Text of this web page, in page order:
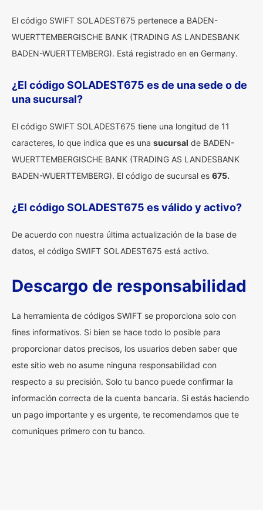
El código SWIFT SOLADEST675 pertenece a BADEN-
WUERTTEMBERGISCHE BANK (TRADING AS LANDESBANK
BADEN-WUERTTEMBERG). Está registrado en en Germany.
¿El código SOLADEST675 es de una sede o de
una sucursal?
El código SWIFT SOLADEST675 tiene una longitud de 11
caracteres, lo que indica que es una sucursal de BADEN-
WUERTTEMBERGISCHE BANK (TRADING AS LANDESBANK
BADEN-WUERTTEMBERG). El código de sucursal es 675.
¿El código SOLADEST675 es válido y activo?
De acuerdo con nuestra última actualización de la base de
datos, el código SWIFT SOLADEST675 está activo.
Descargo de responsabilidad
La herramienta de códigos SWIFT se proporciona solo con
fines informativos. Si bien se hace todo lo posible para
proporcionar datos precisos, los usuarios deben saber que
este sitio web no asume ninguna responsabilidad con
respecto a su precisión. Solo tu banco puede confirmar la
información correcta de la cuenta bancaria. Si estás haciendo
un pago importante y es urgente, te recomendamos que te
comuniques primero con tu banco.